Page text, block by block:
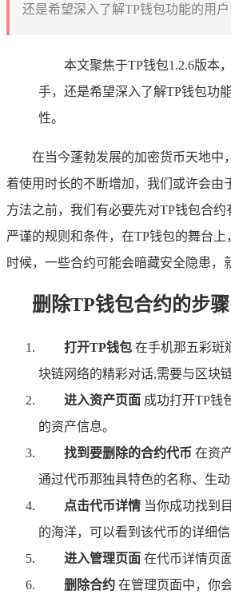
还是希望深入了解TP钱包功能的用
本文聚焦于TP钱包1.2.6版本
手，还是希望深入了解TP钱包功
性。
在当今蓬勃发展的加密货币天地中
着使用时长的不断增加，我们或许会由
方法之前，我们有必要先对TP钱包合
严谨的规则和条件，在TP钱包的舞台
时候，一些合约可能会暗藏安全隐患，
删除TP钱包合约的步骤
打开TP钱包 在手机那五彩斑
块链网络的精彩对话,需要与区块
进入资产页面 成功打开TP钱
的资产信息。
找到要删除的合约代币 在资
通过代币那独具特色的名称、生
点击代币详情 当你成功找到
的海洋，可以看到该代币的详细
进入管理页面 在代币详情页
删除合约 在管理页面中，你